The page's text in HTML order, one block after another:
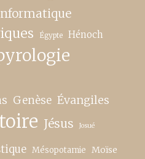
Égypte Hénoch
Genèse Évangiles
Jésus Josué
Mésopotamie Moïse